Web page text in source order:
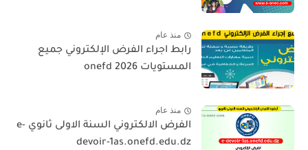
منذ عام
رابط اجراء الفرض الإلكتروني جميع
المستويات 2026 onefd
منذ عام
الفرض الالكتروني السنة الاولى ثانوي e-
devoir-1as.onefd.edu.dz